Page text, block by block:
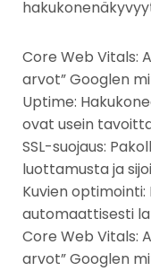
Core Web Vitals:
arvot” Googlen
Uptime:
ovat usein
SSL-suojaus:
luottamusta ja
Kuvien
automaattisesti
Core Web Vitals:
arvot” Googlen